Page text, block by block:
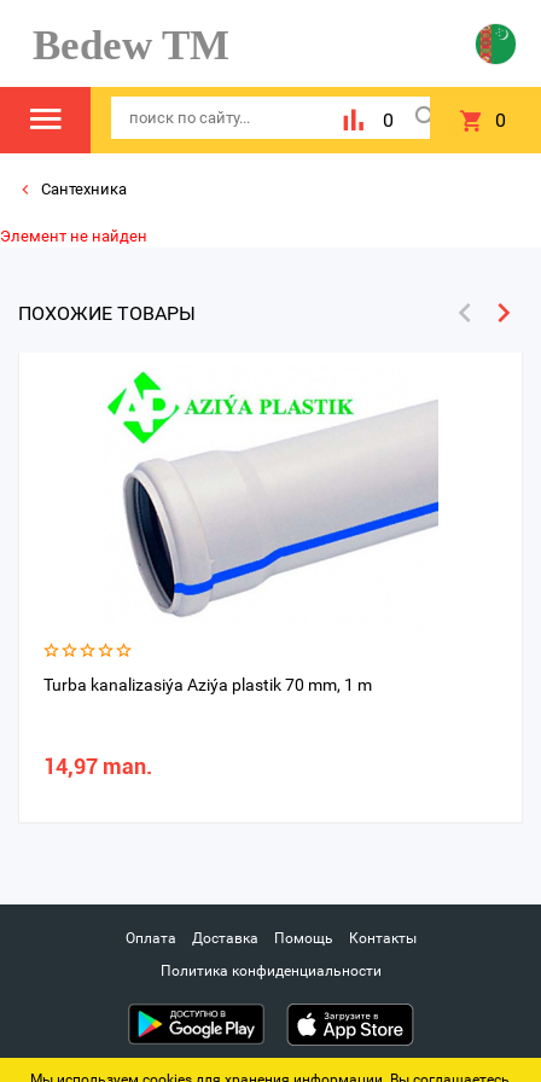
Bedew TM
0 0
Сантехника
Элемент не найден
ПОХОЖИЕ ТОВАРЫ
Turba kanalizasiýa Aziýa plastik 70 mm, 1 m
14,97 man.
Оплата Доставка Помощь
Контакты
Политика конфиденциальности